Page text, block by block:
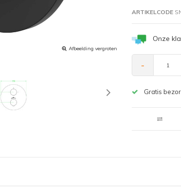
Afbeelding vergroten
ARTIKELCODE
Onze
-
Gratis